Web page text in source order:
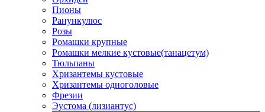
Пионы
Ранункулюс
Розы
Ромашки крупные
Ромашки мелкие кустовые(танацетум)
Тюльпаны
Хризантемы кустовые
Хризантемы одноголовые
Фрезии
Эустома (лизиантус)